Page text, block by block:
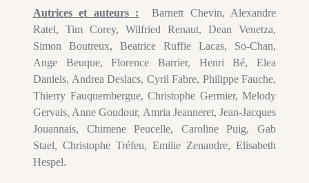
Autrices et auteurs : Barnett Chevin, Alexandre
Ratel, Tim Corey, Wilfried Renaut, Dean Venetza,
Simon Boutreux, Beatrice Ruffie Lacas, So-Chan,
Ange Beuque, Florence Barrier, Henri Bé, Elea
Daniels, Andrea Deslacs, Cyril Fabre, Philippe Fauche,
Thierry Fauquembergue, Christophe Germier, Melody
Gervais, Anne Goudour, Amria Jeanneret, Jean-Jacques
Jouannais, Chimene Peucelle, Caroline Puig, Gab
Stael, Christophe Tréfeu, Emilie Zenandre, Elisabeth
Hespel.